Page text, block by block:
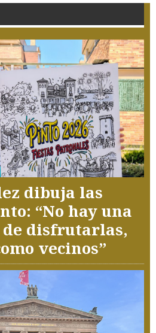
dibuja las
“No hay una
de disfrutarlas,
vecinos”